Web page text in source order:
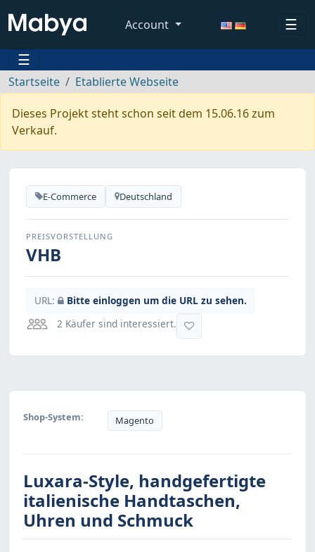
Account
☰
☰
Startseite Etablierte Webseite
Dieses Projekt steht schon seit dem 15.06.16 zum
Verkauf.
E-Commerce Deutschland
PREISVORSTELLUNG
VHB
URL:
Bitte einloggen um die URL zu sehen.
2 Käufer sind interessiert.
Shop-System: Magento
Luxara-Style, handgefertigte
italienische Handtaschen,
Uhren und Schmuck